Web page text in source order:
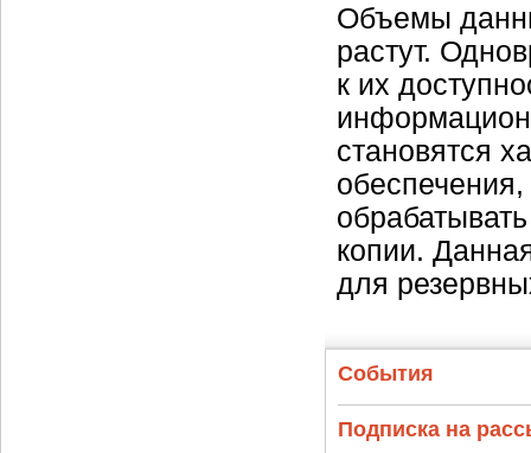
Объемы
растут.
к их
становятся
копии.
для
События
Подписка на